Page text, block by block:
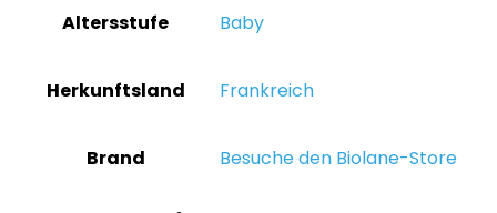
Altersstufe Baby
Herkunftsland ‎Frankreich
Brand Besuche den Biolane-Store